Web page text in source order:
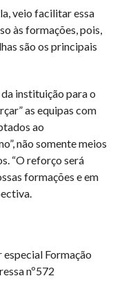
veio facilitar essa
às formações, pois,
são os principais
instituição para o
as equipas com
ao
não somente meios
“O reforço será
formações e em
Formação
nº572